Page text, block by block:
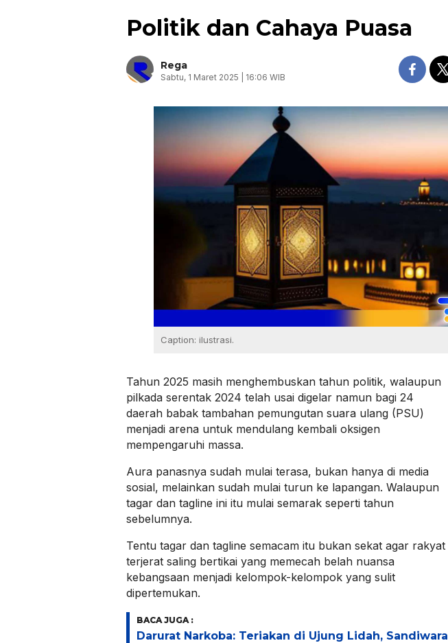
Politik dan Cahaya Puasa
Rega
Sabtu, 1 Maret 2025 | 16:06 WIB
Caption: ilustrasi.
Tahun 2025 masih menghembuskan tahun politik, walaupun
pilkada serentak 2024 telah usai digelar namun bagi 24
daerah babak tambahan pemungutan suara ulang (PSU)
menjadi arena untuk mendulang kembali oksigen
mempengaruhi massa.
Aura panasnya sudah mulai terasa, bukan hanya di media
sosial, melainkan sudah mulai turun ke lapangan. Walaupun
tagar dan tagline ini itu mulai semarak seperti tahun
sebelumnya.
Tentu tagar dan tagline semacam itu bukan sekat agar rakyat
terjerat saling bertikai yang memecah belah nuansa
kebangsaan menjadi kelompok-kelompok yang sulit
dipertemukan.
BACA JUGA :
Darurat Narkoba: Teriakan di Ujung Lidah, Sandiwara